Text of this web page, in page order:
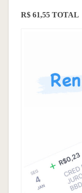
R$ 61,55 TOTAL